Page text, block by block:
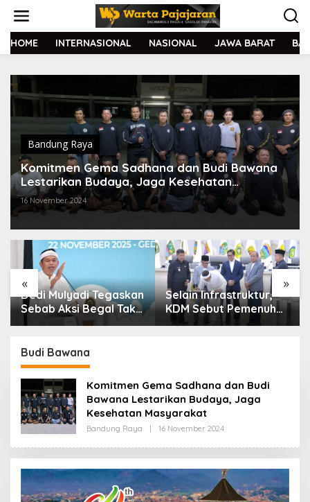
t
HOME INTERNASIONAL NASIONAL JAWA BARAT
Bandung Raya
Komitmen Gema Sadhana dan Budi Bawana
Lestarikan Budaya, Jaga Kesehatan
Masyarakat
16 November 2024
« »
Dedi Mulyadi Tegaskan
Sebab Aksi Begal Tak
Boleh Hanya Dikaitkan
Selain Infrastruktur,
KDM Sebut Pemenuhan
Kebutuhan Dasar
Budi Bawana
Komitmen Gema Sadhana dan Budi
Bawana Lestarikan Budaya, Jaga
Kesehatan Masyarakat
Bandung Raya 16 November 2024
E
H
R
E
D
A